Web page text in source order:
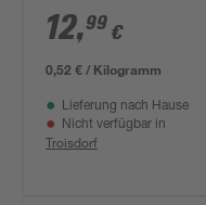
mm 25 kg
12,99 €
0,52 € / Kilogramm
Lieferung nach Hause
Nicht verfügbar in
Troisdorf